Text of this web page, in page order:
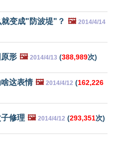
变成"防波堤"？ 🖼️ 2014/4/14
形 🖼️ 2014/4/13 (388,989次)
这表情 🖼️ 2014/4/12 (162,226
修理 🖼️ 2014/4/12 (293,351次)